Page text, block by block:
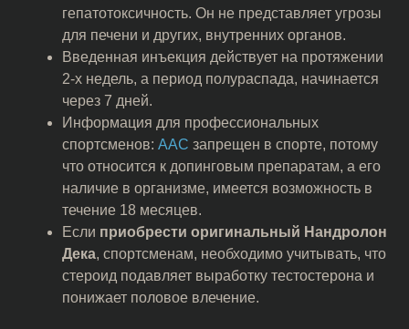
гепатотоксичность. Он не представляет угрозы
для печени и других, внутренних органов.
Введенная инъекция действует на протяжении
2-х недель, а период полураспада, начинается
через 7 дней.
Информация для профессиональных
спортсменов: ААС запрещен в спорте, потому
что относится к допинговым препаратам, а его
наличие в организме, имеется возможность в
течение 18 месяцев.
Если приобрести оригинальный Нандролон
Дека, спортсменам, необходимо учитывать, что
стероид подавляет выработку тестостерона и
понижает половое влечение.